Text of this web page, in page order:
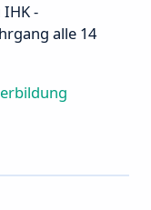
-
alle 14